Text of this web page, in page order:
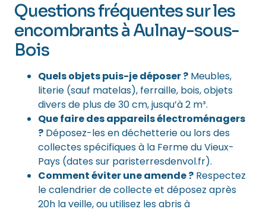
Questions fréquentes sur les
encombrants à Aulnay-sous-
Bois
Quels objets puis-je déposer ? Meubles,
literie (sauf matelas), ferraille, bois, objets
divers de plus de 30 cm, jusqu’à 2 m³.
Que faire des appareils électroménagers
? Déposez-les en déchetterie ou lors des
collectes spécifiques à la Ferme du Vieux-
Pays (dates sur paristerresdenvol.fr).
Comment éviter une amende ? Respectez
le calendrier de collecte et déposez après
20h la veille, ou utilisez les abris à